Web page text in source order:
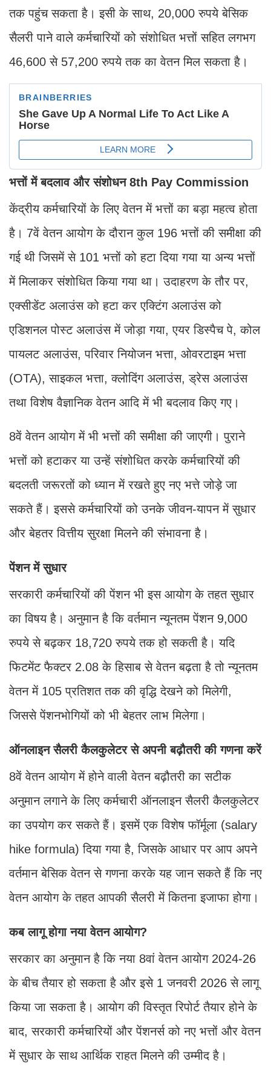
तक पहुंच सकता है। इसी के साथ, 20,000 रुपये बेसिक
सैलरी पाने वाले कर्मचारियों को संशोधित भत्तों सहित लगभग
46,600 से 57,200 रुपये तक का वेतन मिल सकता है।
भत्तों में बदलाव और संशोधन 8th Pay Commission
केंद्रीय कर्मचारियों के लिए वेतन में भत्तों का बड़ा महत्व होता
है। 7वें वेतन आयोग के दौरान कुल 196 भत्तों की समीक्षा की
गई थी जिसमें से 101 भत्तों को हटा दिया गया या अन्य भत्तों
में मिलाकर संशोधित किया गया था। उदाहरण के तौर पर,
एक्सीडेंट अलाउंस को हटा कर एक्टिंग अलाउंस को
एडिशनल पोस्ट अलाउंस में जोड़ा गया, एयर डिस्पैच पे, कोल
पायलट अलाउंस, परिवार नियोजन भत्ता, ओवरटाइम भत्ता
(OTA), साइकल भत्ता, क्लोदिंग अलाउंस, ड्रेस अलाउंस
तथा विशेष वैज्ञानिक वेतन आदि में भी बदलाव किए गए।
8वें वेतन आयोग में भी भत्तों की समीक्षा की जाएगी। पुराने
भत्तों को हटाकर या उन्हें संशोधित करके कर्मचारियों की
बदलती जरूरतों को ध्यान में रखते हुए नए भत्ते जोड़े जा
सकते हैं। इससे कर्मचारियों को उनके जीवन-यापन में सुधार
और बेहतर वित्तीय सुरक्षा मिलने की संभावना है।
पेंशन में सुधार
सरकारी कर्मचारियों की पेंशन भी इस आयोग के तहत सुधार
का विषय है। अनुमान है कि वर्तमान न्यूनतम पेंशन 9,000
रुपये से बढ़कर 18,720 रुपये तक हो सकती है। यदि
फिटमेंट फैक्टर 2.08 के हिसाब से वेतन बढ़ता है तो न्यूनतम
वेतन में 105 प्रतिशत तक की वृद्धि देखने को मिलेगी,
जिससे पेंशनभोगियों को भी बेहतर लाभ मिलेगा।
ऑनलाइन सैलरी कैलकुलेटर से अपनी बढ़ौतरी की गणना करें
8वें वेतन आयोग में होने वाली वेतन बढ़ौतरी का सटीक
अनुमान लगाने के लिए कर्मचारी ऑनलाइन सैलरी कैलकुलेटर
का उपयोग कर सकते हैं। इसमें एक विशेष फॉर्मूला (salary
hike formula) दिया गया है, जिसके आधार पर आप अपने
वर्तमान बेसिक वेतन से गणना करके यह जान सकते हैं कि नए
वेतन आयोग के तहत आपकी सैलरी में कितना इजाफा होगा।
कब लागू होगा नया वेतन आयोग?
सरकार का अनुमान है कि नया 8वां वेतन आयोग 2024-26
के बीच तैयार हो सकता है और इसे 1 जनवरी 2026 से लागू
किया जा सकता है। आयोग की विस्तृत रिपोर्ट तैयार होने के
बाद, सरकारी कर्मचारियों और पेंशनर्स को नए भत्तों और वेतन
में सुधार के साथ आर्थिक राहत मिलने की उम्मीद है।